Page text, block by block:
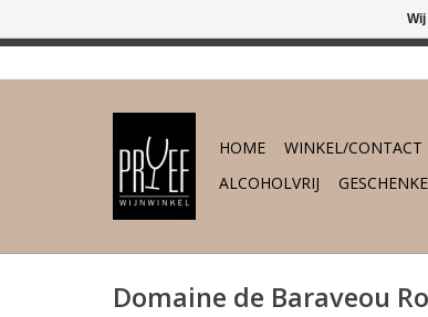
HOME WINKEL/CONTACT
ALCOHOLVRIJ
Domaine de Baraveou
In 's-